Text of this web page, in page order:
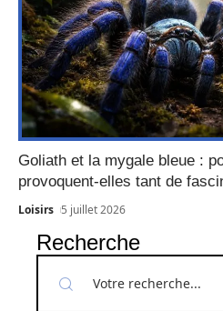
Goliath et la mygale bleue :
provoquent-elles tant de
Loisirs 5 juillet 2026
Recherche